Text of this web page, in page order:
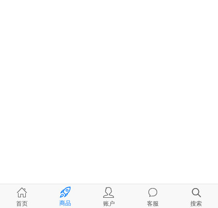
首页 商品 账户 客服 搜索